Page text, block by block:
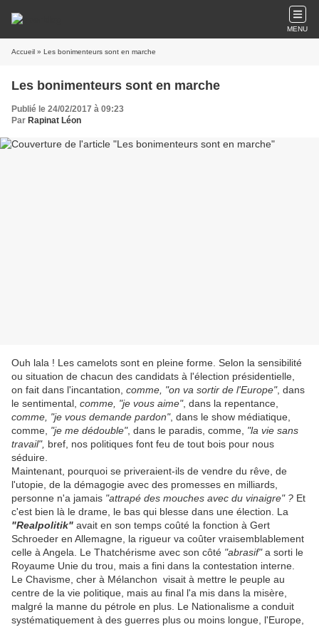
MENU
Accueil » Les bonimenteurs sont en marche
Les bonimenteurs sont en marche
Publié le 24/02/2017 à 09:23
Par Rapinat Léon
Ouh lala ! Les camelots sont en pleine forme. Selon la sensibilité
ou situation de chacun des candidats à l'élection présidentielle,
on fait dans l'incantation, comme, "on va sortir de l'Europe", dans
le sentimental, comme, "je vous aime", dans la repentance,
comme, "je vous demande pardon", dans le show médiatique,
comme, "je me dédouble", dans le paradis, comme, "la vie sans
travail", bref, nos politiques font feu de tout bois pour nous
séduire.
Maintenant, pourquoi se priveraient-ils de vendre du rêve, de
l'utopie, de la démagogie avec des promesses en milliards,
personne n'a jamais "attrapé des mouches avec du vinaigre" ? Et
c'est bien là le drame, le bas qui blesse dans une élection. La
"Realpolitik" avait en son temps coûté la fonction à Gert
Schroeder en Allemagne, la rigueur va coûter vraisemblablement
celle à Angela. Le Thatchérisme avec son côté "abrasif"a sorti le
Royaume Unie du trou, mais a fini dans la contestation interne.
Le Chavisme, cher à Mélanchon visait à mettre le peuple au
centre de la vie politique, mais au final l'a mis dans la misère,
malgré la manne du pétrole en plus. Le Nationalisme a conduit
systématiquement à des guerres plus ou moins longue, l'Europe,